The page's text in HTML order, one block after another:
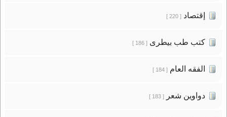
إقتصاد[ 220 ]
كتب طب بيطرى[ 186 ]
الفقه العام[ 184 ]
دواوين شعر[ 183 ]